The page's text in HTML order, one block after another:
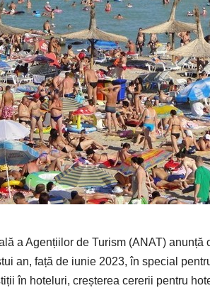
a Agențiilor de Turism (ANAT)
an, față de iunie 2023, în special
în hoteluri, creșterea cererii pentru